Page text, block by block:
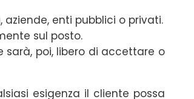
enti pubblici o privati.
sul posto.
sarà, poi, libero di accettare o
esigenza il cliente possa